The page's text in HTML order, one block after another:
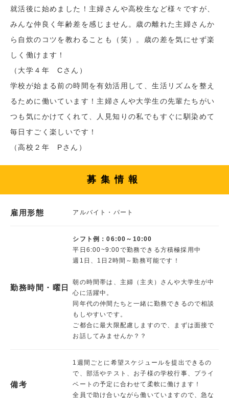
就活後に始めました！主婦さんや高校生など様々ですが、
みんな仲良く年齢差を感じません。歳の離れた主婦さんか
ら自炊のコツを教わることも（笑）。歳の差を気にせず楽
しく働けます！
（大学４年 Cさん）
学校が始まる前の時間を有効活用して、生活リズムを整え
るために働いています！主婦さんや大学生の先輩たちがい
つも気にかけてくれて、人見知りの私でもすぐに馴染めて
毎日すごく楽しいです！
（高校２年 Pさん）
募集情報
雇用形態 アルバイト・パート
勤務時間・曜日
シフト例：06:00～10:00
平日6:00~9:00で勤務できる方積極採用中
週1日、1日2時間～勤務可能です！
朝の時間帯は、主婦（主夫）さんや大学生が中
心に活躍中。
同年代の仲間たちと一緒に勤務できるので相談
もしやすいです。
ご都合に最大限配慮しますので、まずは面接で
お話してみませんか？？
備考
1週間ごとに希望スケジュールを提出できるの
で、部活やテスト、お子様の学校行事、プライ
ベートの予定に合わせて柔軟に働けます！
全員で助け合いながら働いていますので、急な